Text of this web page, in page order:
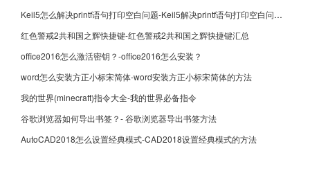
Keil5怎么解决printf语句打印空白问题-Keil5解决printf语句打印空白问题的方法
红色警戒2共和国之辉快捷键-红色警戒2共和国之辉快捷键汇总
office2016怎么激活密钥？-office2016怎么安装？
word怎么安装方正小标宋简体-word安装方正小标宋简体的方法
我的世界(minecraft)指令大全-我的世界必备指令
谷歌浏览器如何导出书签？- 谷歌浏览器导出书签方法
AutoCAD2018怎么设置经典模式-CAD2018设置经典模式的方法